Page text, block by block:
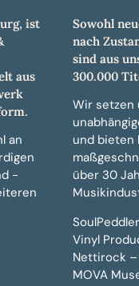
ist
aus
an
-
Sowohl
nach
sind aus
300.000
Wir setzen
und bieten
über 30
Vinyl
Nettirock –
MOVA